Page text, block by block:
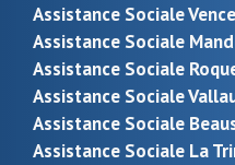
Assistance Sociale Vence
Assistance Sociale
Assistance Sociale
Assistance Sociale
Assistance Sociale
Assistance Sociale La